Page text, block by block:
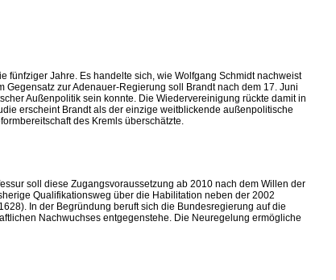
fünfziger Jahre. Es handelte sich, wie Wolfgang Schmidt nachweist
zur Adenauer-Regierung soll Brandt nach dem 17. Juni
Außenpolitik sein konnte. Die Wiedervereinigung rückte damit in
erscheint Brandt als der einzige weitblickende außenpolitische
des Kremls überschätzte.
soll diese Zugangsvoraussetzung ab 2010 nach dem Willen der
Qualifikationsweg über die Habilitation neben der 2002
In der Begründung beruft sich die Bundesregierung auf die
Nachwuchses entgegenstehe. Die Neuregelung ermögliche